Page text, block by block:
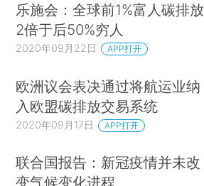
乐施会：全球前1%富人碳排放
2倍于后50%穷人
2020年09月22日 APP打开
欧洲议会表决通过将航运业纳
入欧盟碳排放交易系统
2020年09月17日 APP打开
联合国报告：新冠疫情并未改
变气候变化进程